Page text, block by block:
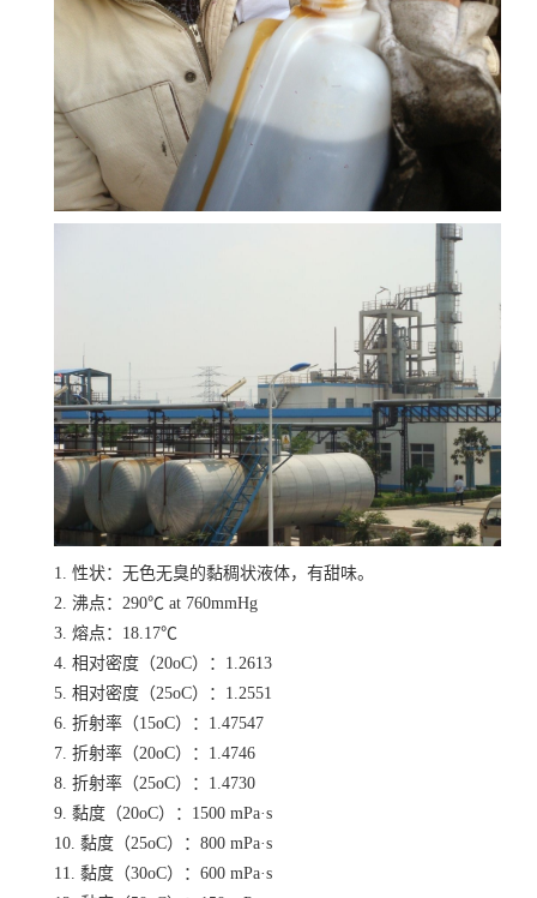
1. 性状：无色无臭的黏稠状液体，有甜味。
2. 沸点：290℃ at 760mmHg
3. 熔点：18.17℃
4. 相对密度（20oC）：1.2613
5. 相对密度（25oC）：1.2551
6. 折射率（15oC）：1.47547
7. 折射率（20oC）：1.4746
8. 折射率（25oC）：1.4730
9. 黏度（20oC）：1500 mPa·s
10. 黏度（25oC）：800 mPa·s
11. 黏度（30oC）：600 mPa·s